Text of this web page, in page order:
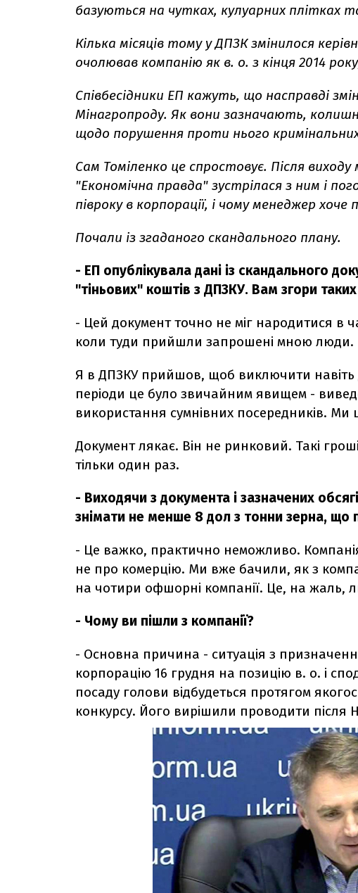
базуються на чутках, кулуарних плітках
Кілька місяців тому у ДПЗК змінилося
очолював компанію як в. о. з кінця 2014
Співбесідники ЕП кажуть, що насправді
Мінагропроду. Як вони зазначають,
щодо порушення проти нього
Сам Томіленко це спростовує. Після
"Економічна правда" зустрілася з ним і
півроку в корпорації, і чому менеджер
Почали із згаданого скандального плану.
- ЕП опублікувала дані із скандального
"тіньових" коштів з ДПЗКУ. Вам згори
- Цей документ точно не міг народитися в
коли туди прийшли запрошені мною люди.
Я в ДПЗКУ прийшов, щоб виключити навіть
періоди це було звичайним явищем -
використання сумнівних посередників.
Документ лякає. Він не ринковий. Такі
тільки один раз.
- Виходячи з документа і зазначених
знімати не менше 8 дол з тонни зерна, що
- Це важко, практично неможливо.
не про комерцію. Ми вже бачили, як з
на чотири офшорні компанії. Це, на жаль,
- Чому ви пішли з компанії?
- Основна причина - ситуація з
корпорацію 16 грудня на позицію в. о. і
посаду голови відбудеться протягом
конкурсу. Його вирішили проводити після